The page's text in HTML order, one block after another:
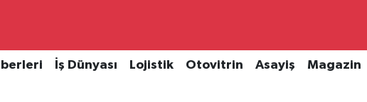
İş Dünyası Lojistik Otovitrin Asayiş Magazin